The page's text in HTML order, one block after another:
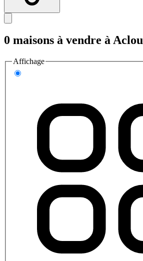
0 maisons à vendre à Aclou
Affichage